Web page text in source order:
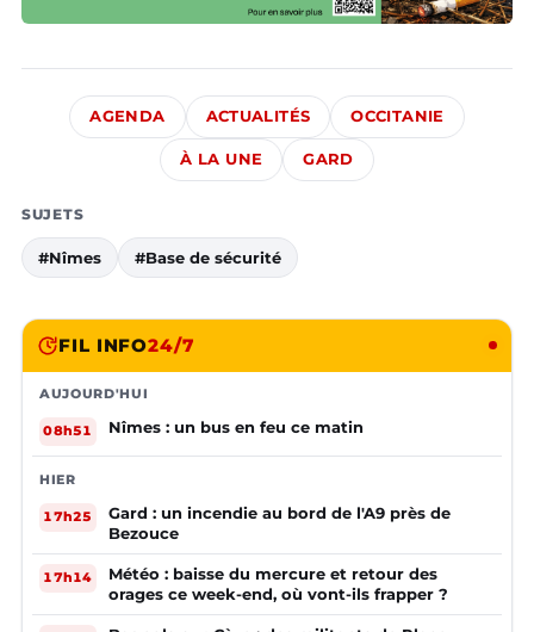
AGENDA ACTUALITÉS OCCITANIE
À LA UNE GARD
SUJETS
#Nîmes #Base de sécurité
FIL INFO24/7
AUJOURD'HUI
08h51 Nîmes : un bus en feu ce matin
HIER
17h25
Gard : un incendie au bord de l'A9 près de
Bezouce
17h14
Météo : baisse du mercure et retour des
orages ce week-end, où vont-ils frapper ?